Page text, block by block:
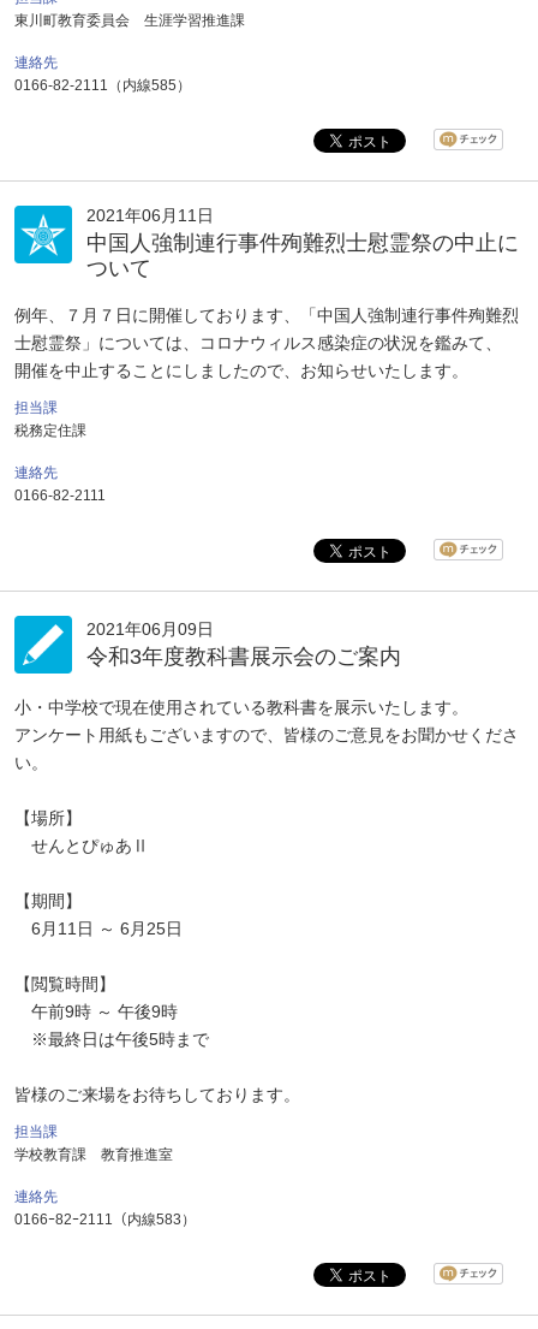
東川町教育委員会 生涯学習推進課
連絡先
0166-82-2111（内線585）
2021年06月11日
中国人強制連行事件殉難烈士慰霊祭の中止に
ついて
例年、７月７日に開催しております、「中国人強制連行事件殉難烈
士慰霊祭」については、コロナウィルス感染症の状況を鑑みて、
開催を中止することにしましたので、お知らせいたします。
担当課
税務定住課
連絡先
0166-82-2111
2021年06月09日
令和3年度教科書展示会のご案内
小・中学校で現在使用されている教科書を展示いたします。
アンケート用紙もございますので、皆様のご意見をお聞かせくださ
い。
【場所】
せんとぴゅあⅡ
【期間】
6月11日 ～ 6月25日
【閲覧時間】
午前9時 ～ 午後9時
※最終日は午後5時まで
皆様のご来場をお待ちしております。
担当課
学校教育課 教育推進室
連絡先
0166ｰ82ｰ2111（内線583）